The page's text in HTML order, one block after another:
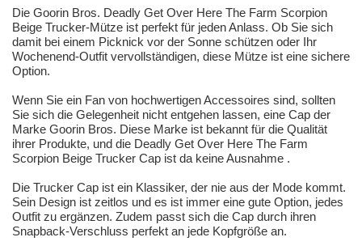
Die Goorin Bros. Deadly Get Over Here The Farm Scorpion
Beige Trucker-Mütze ist perfekt für jeden Anlass. Ob Sie sich
damit bei einem Picknick vor der Sonne schützen oder Ihr
Wochenend-Outfit vervollständigen, diese Mütze ist eine sichere
Option.
Wenn Sie ein Fan von hochwertigen Accessoires sind, sollten
Sie sich die Gelegenheit nicht entgehen lassen, eine Cap der
Marke Goorin Bros. Diese Marke ist bekannt für die Qualität
ihrer Produkte, und die Deadly Get Over Here The Farm
Scorpion Beige Trucker Cap ist da keine Ausnahme .
Die Trucker Cap ist ein Klassiker, der nie aus der Mode kommt.
Sein Design ist zeitlos und es ist immer eine gute Option, jedes
Outfit zu ergänzen. Zudem passt sich die Cap durch ihren
Snapback-Verschluss perfekt an jede Kopfgröße an.